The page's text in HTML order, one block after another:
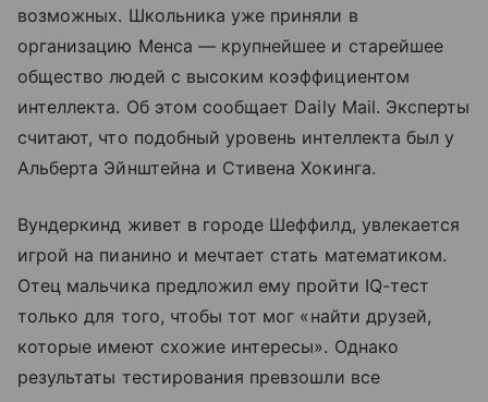
возможных. Школьника уже приняли в
организацию Менса — крупнейшее и старейшее
общество людей с высоким коэффициентом
интеллекта. Об этом сообщает Daily Mail. Эксперты
считают, что подобный уровень интеллекта был у
Альберта Эйнштейна и Стивена Хокинга.
Вундеркинд живет в городе Шеффилд, увлекается
игрой на пианино и мечтает стать математиком.
Отец мальчика предложил ему пройти IQ-тест
только для того, чтобы тот мог «найти друзей,
которые имеют схожие интересы». Однако
результаты тестирования превзошли все